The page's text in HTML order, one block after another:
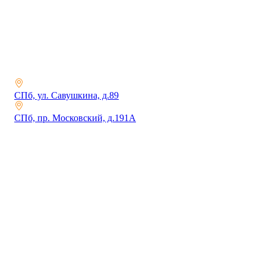
СПб, ул. Савушкина, д.89
СПб, пр. Московский, д.191А